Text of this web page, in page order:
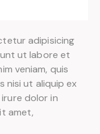
adipisicing
ut labore et
veniam, quis
nisi ut aliquip ex
dolor in
amet,